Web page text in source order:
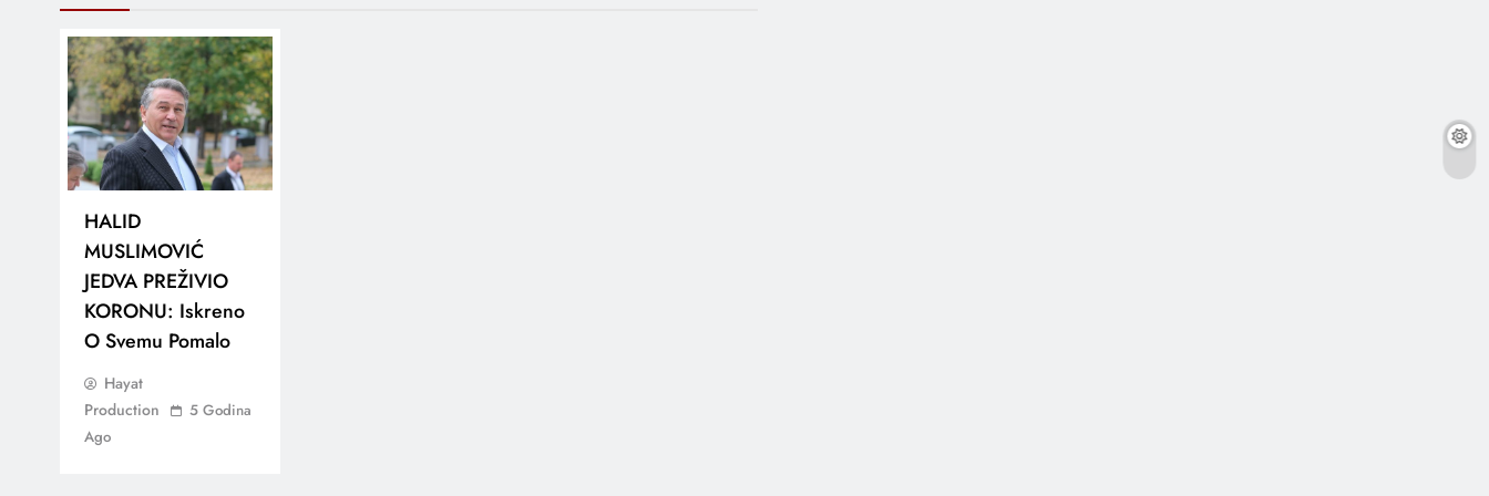
HALID
MUSLIMOVIĆ
JEDVA PREŽIVIO
KORONU: Iskreno
O Svemu Pomalo
Hayat
Production
5 Godina
Ago